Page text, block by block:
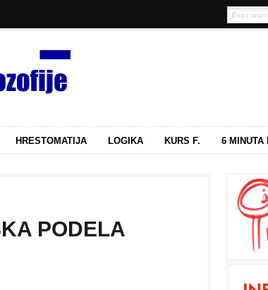
HRESTOMATIJA LOGIKA KURS F. 6 MINUTA
PODELA